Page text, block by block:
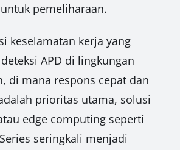
pemeliharaan.
keselamatan kerja yang
APD di lingkungan
di mana respons cepat dan
prioritas utama, solusi
edge computing seperti
seringkali menjadi